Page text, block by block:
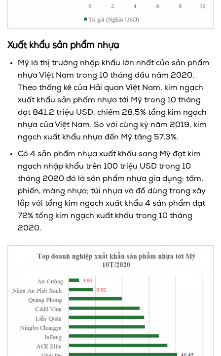
Xuất khẩu sản phẩm nhựa
Mỹ là thị trường nhập khẩu lớn nhất của sản phẩm
nhựa Việt Nam trong 10 tháng đầu năm 2020.
Theo thống kê của Hải quan Việt Nam, kim ngạch
xuất khẩu sản phẩm nhựa tới Mỹ trong 10 tháng
đạt 841,2 triệu USD, chiếm 28,5% tổng kim ngạch
nhựa của Việt Nam. So với cùng kỳ năm 2019, kim
ngạch xuất khẩu nhựa đến Mỹ tăng 57,3%.
Có 4 sản phẩm nhựa xuất khẩu sang Mỹ đạt kim
ngạch nhập khẩu trên 100 triệu USD trong 10
tháng 2020 đó là sản phẩm nhựa gia dụng; tấm,
phiến, màng nhựa; túi nhựa và đồ dùng trong xây
lắp với tổng kim ngạch xuất khẩu 4 sản phẩm đạt
72% tổng kim ngạch xuất khẩu trong 10 tháng
2020.